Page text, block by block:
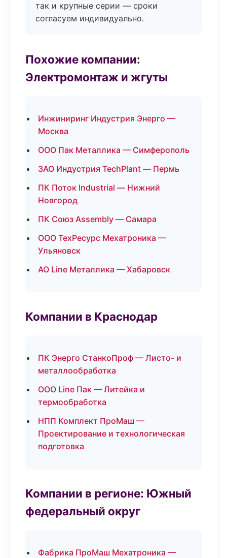
так и крупные серии — сроки
согласуем индивидуально.
Похожие компании:
Электромонтаж и жгуты
Инжиниринг Индустрия Энерго —
Москва
ООО Пак Металлика — Симферополь
ЗАО Индустрия TechPlant — Пермь
ПК Поток Industrial — Нижний
Новгород
ПК Союз Assembly — Самара
ООО ТехРесурс Мехатроника —
Ульяновск
АО Line Металлика — Хабаровск
Компании в Краснодар
ПК Энерго СтанкоПроф — Листо- и
металлообработка
ООО Line Пак — Литейка и
термообработка
НПП Комплект ПроМаш —
Проектирование и технологическая
подготовка
Компании в регионе: Южный
федеральный округ
Фабрика ПроМаш Мехатроника —